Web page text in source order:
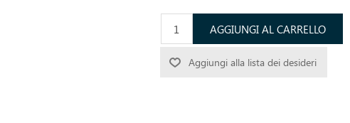
AGGIUNGI AL CARRELLO
Aggiungi alla lista dei desideri